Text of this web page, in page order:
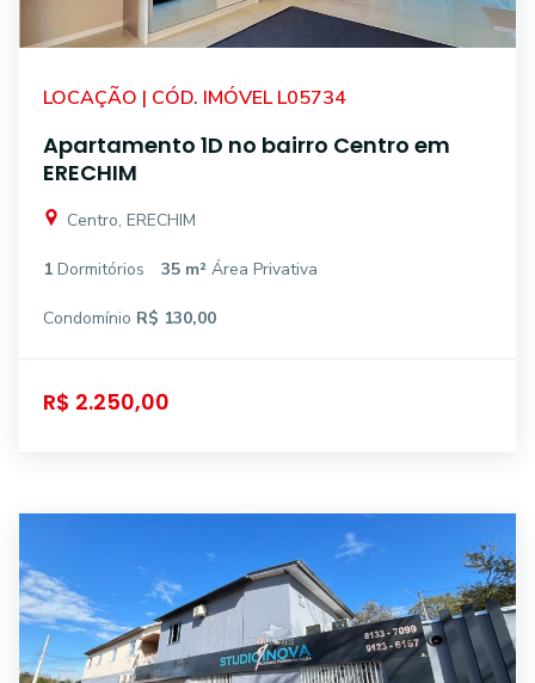
LOCAÇÃO | CÓD. IMÓVEL L05734
Apartamento 1D no bairro Centro em
ERECHIM
Centro, ERECHIM
1 Dormitórios 35 m² Área Privativa
Condomínio R$ 130,00
R$ 2.250,00